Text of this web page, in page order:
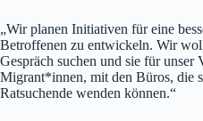
„Wir planen Initiativen für eine
Betroffenen zu entwickeln. Wir
Gespräch suchen und sie für
Migrant*innen, mit den Büros, die
Ratsuchende wenden können.“